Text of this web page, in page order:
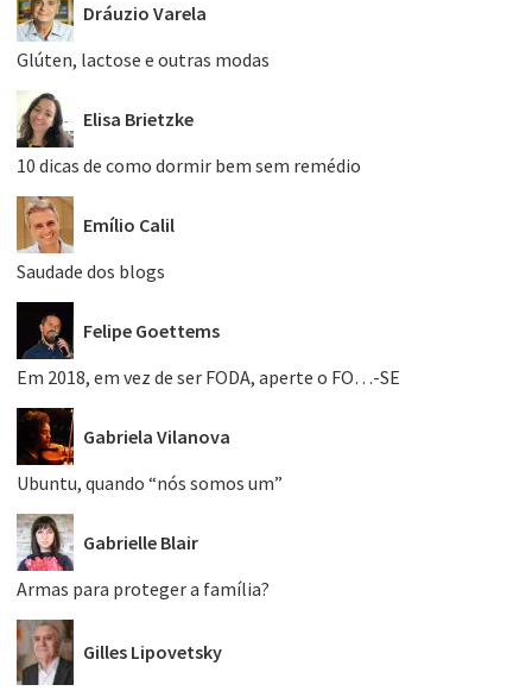
Dráuzio Varela
Glúten, lactose e outras modas
Elisa Brietzke
10 dicas de como dormir bem sem remédio
Emílio Calil
Saudade dos blogs
Felipe Goettems
Em 2018, em vez de ser FODA, aperte o FO…-SE
Gabriela Vilanova
Ubuntu, quando “nós somos um”
Gabrielle Blair
Armas para proteger a família?
Gilles Lipovetsky